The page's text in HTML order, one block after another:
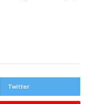
Twitter